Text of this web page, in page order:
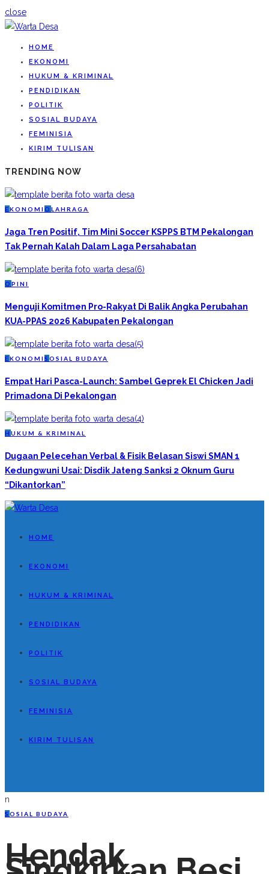
close
HOME
EKONOMI
HUKUM & KRIMINAL
PENDIDIKAN
POLITIK
SOSIAL BUDAYA
FEMINISIA
KIRIM TULISAN
TRENDING NOW
EKONOMI O LAHRAGA
Jaga Tren Positif, Tim Mini Soccer KSPPS BTM Pekalongan
Tak Pernah Kalah Dalam Laga Persahabatan
O PINI
Menguji Komitmen Pro-Rakyat Di Balik Angka Perubahan
KUA-PPAS 2026 Kabupaten Pekalongan
EKONOMI S OSIAL BUDAYA
Empat Hari Pasca-Launch: Sambel Geprek El Chicken Jadi
Primadona Di Pekalongan
H UKUM & KRIMINAL
Dugaan Pelecehan Verbal & Fisik Belasan Siswi SMAN 1
Kedungwuni Usai: Disdik Jateng Sanksi 2 Oknum Guru
“Dikantorkan”
HOME
EKONOMI
HUKUM & KRIMINAL
PENDIDIKAN
POLITIK
SOSIAL BUDAYA
FEMINISIA
KIRIM TULISAN
n
S OSIAL BUDAYA
Hendak